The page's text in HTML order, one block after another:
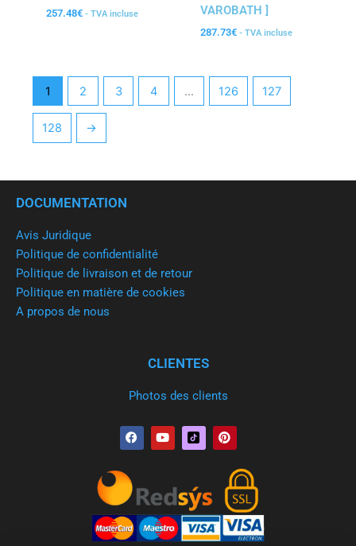
257.48€ - TVA incluse
VAROBATH ]
287.73€ - TVA incluse
1 2 3 4 … 126 127
128 →
DOCUMENTATION
Avis Juridique
Politique de confidentialité
Politique de livraison et de retour
Politique en matière de cookies
A propos de nous
CLIENTES
Photos des clients
F
a
c
b
o
o
k
Y
o
u
b
e
P
i
n
e
r
e
s
t